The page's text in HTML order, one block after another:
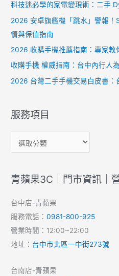
科技迷必學的家電變現術：二手
2026 安卓旗艦機「跳水」警報！
情與保值指南
2026 收購手機推薦指南：專家教
收購手機 權威指南：台中內行人
2026 台灣二手手機交易白皮書：
服務項目
青蘋果3C｜門市資訊｜
台中店-青蘋果
服務電話：0981-800-925
營業時間：12:00~22:00
地址： 台中市北區一中街273號
台南店-青蘋果